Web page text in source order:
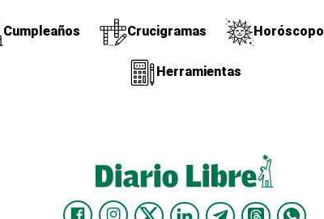
Cumpleaños Crucigramas Horóscopo
Herramientas